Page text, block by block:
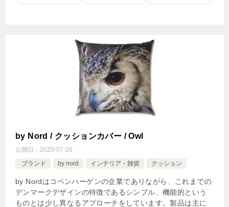
by Nord / クッションカバー / Owl
公開日： 2020-07-26
.ブランド
by nord インテリア・雑貨 クッション
by Nordはコペンハーゲンの企業でありながら、これまでの
デンマークデザインの特徴であるシンプル、機能的という
ものとは少し異なるアプローチをしています。製品は主に